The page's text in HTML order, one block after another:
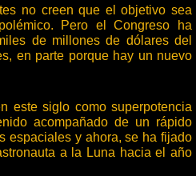
no creen que el objetivo sea
Pero el Congreso ha
de millones de dólares del
en parte porque hay un nuevo
este siglo como superpotencia
acompañado de un rápido
espaciales y ahora, se ha fijado
a la Luna hacia el año